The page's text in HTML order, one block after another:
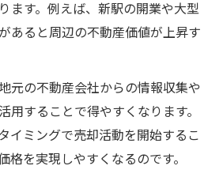
ます。例えば、新駅の開業や大型
あると周辺の不動産価値が上昇す
元の不動産会社からの情報収集や
用することで得やすくなります。
イミングで売却活動を開始するこ
格を実現しやすくなるのです。